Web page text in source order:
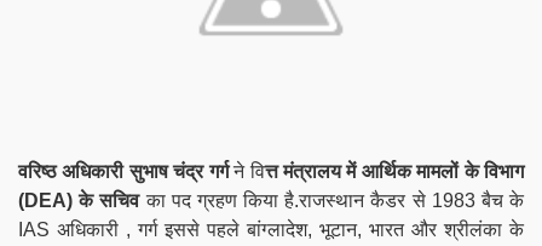
वरिष्ठ अधिकारी सुभाष चंद्र गर्गने वित्त मंत्रालय में आर्थिक मामलों के विभाग
(DEA) के सचिवका पद ग्रहण किया है.राजस्थान कैडर से 1983 बैच के
IAS अधिकारी , गर्ग इससे पहले बांग्लादेश, भूटान, भारत और श्रीलंका के